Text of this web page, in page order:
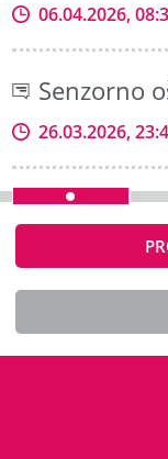
06.04.2026,
Senzorno
26.03.2026,